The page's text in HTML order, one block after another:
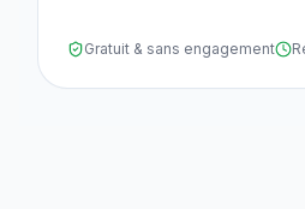
Gratuit & sans engagement